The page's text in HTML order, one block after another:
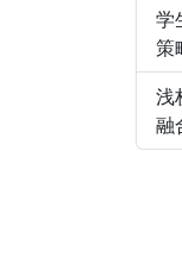
学
策
浅
融